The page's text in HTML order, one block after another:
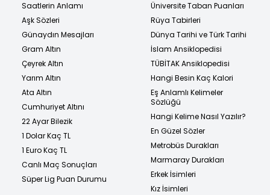
Saatlerin Anlamı
Aşk Sözleri
Günaydın Mesajları
Gram Altın
Çeyrek Altın
Yarım Altın
Ata Altın
Cumhuriyet Altını
22 Ayar Bilezik
1 Dolar Kaç TL
1 Euro Kaç TL
Canlı Maç Sonuçları
Süper Lig Puan Durumu
Üniversite Taban Puanları
Rüya Tabirleri
Dünya Tarihi ve Türk Tarihi
İslam Ansiklopedisi
TÜBİTAK Ansiklopedisi
Hangi Besin Kaç Kalori
Eş Anlamlı Kelimeler
Sözlüğü
Hangi Kelime Nasıl Yazılır?
En Güzel Sözler
Metrobüs Durakları
Marmaray Durakları
Erkek İsimleri
Kız İsimleri